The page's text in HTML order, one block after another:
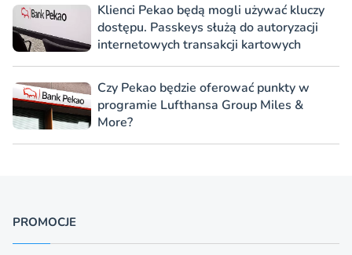
Klienci Pekao będą mogli używać kluczy
dostępu. Passkeys służą do autoryzacji
internetowych transakcji kartowych
Czy Pekao będzie oferować punkty w
programie Lufthansa Group Miles &
More?
PROMOCJE